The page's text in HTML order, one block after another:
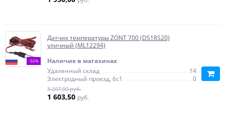
-50%
Датчик температуры ZONT 700 (DS18S20)
уличный (ML12294)
Наличие в магазинах
Удаленный склад
14
Электродный проезд, 6с1
0
3 207,00 руб.
1 603,50 руб.